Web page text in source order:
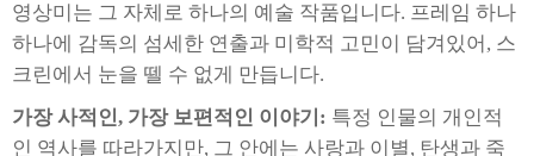
영상미는 그 자체로 하나의 예술 작품입니다. 프레임 하나
하나에 감독의 섬세한 연출과 미학적 고민이 담겨있어, 스
크린에서 눈을 뗄 수 없게 만듭니다.
가장 사적인, 가장 보편적인 이야기: 특정 인물의 개인적
인 역사를 따라가지만, 그 안에는 사랑과 이별, 탄생과 죽